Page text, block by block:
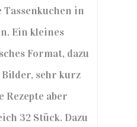
in
Ein kleines
Format, dazu
sehr kurz
Rezepte aber
32 Stück. Dazu